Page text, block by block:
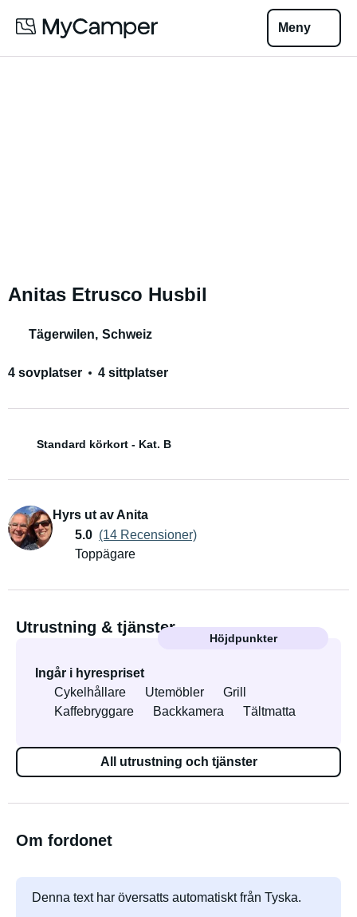
Meny
Anitas Etrusco Husbil
Tägerwilen, Schweiz
4 sovplatser 4 sittplatser
Standard körkort - Kat. B
Hyrs ut av Anita
5.0 (14 Recensioner)
Toppägare
Utrustning & tjänster
Höjdpunkter
Ingår i hyrespriset
Cykelhållare
Utemöbler
Grill
Kaffebryggare
Backkamera Tältmatta
All utrustning och tjänster
Om fordonet
Denna text har översatts automatiskt från Tyska.